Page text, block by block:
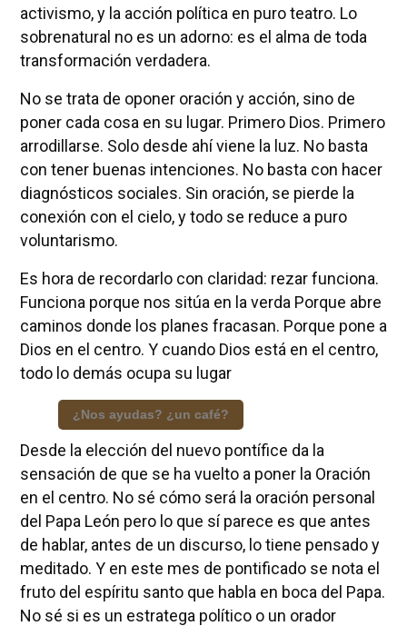
activismo, y la acción política en puro teatro. Lo
sobrenatural no es un adorno: es el alma de toda
transformación verdadera.
No se trata de oponer oración y acción, sino de
poner cada cosa en su lugar. Primero Dios. Primero
arrodillarse. Solo desde ahí viene la luz. No basta
con tener buenas intenciones. No basta con hacer
diagnósticos sociales. Sin oración, se pierde la
conexión con el cielo, y todo se reduce a puro
voluntarismo.
Es hora de recordarlo con claridad: rezar funciona.
Funciona porque nos sitúa en la verda Porque abre
caminos donde los planes fracasan. Porque pone a
Dios en el centro. Y cuando Dios está en el centro,
todo lo demás ocupa su lugar
¿Nos ayudas? ¿un café?
Desde la elección del nuevo pontífice da la
sensación de que se ha vuelto a poner la Oración
en el centro. No sé cómo será la oración personal
del Papa León pero lo que sí parece es que antes
de hablar, antes de un discurso, lo tiene pensado y
meditado. Y en este mes de pontificado se nota el
fruto del espíritu santo que habla en boca del Papa.
No sé si es un estratega político o un orador